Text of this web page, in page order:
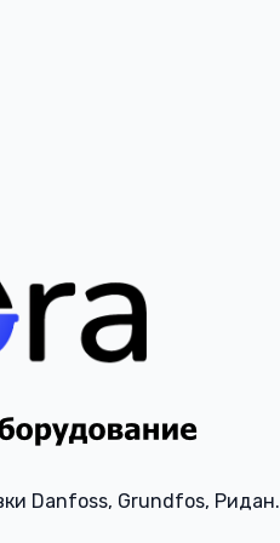
Danfoss, Grundfos, Ридан.